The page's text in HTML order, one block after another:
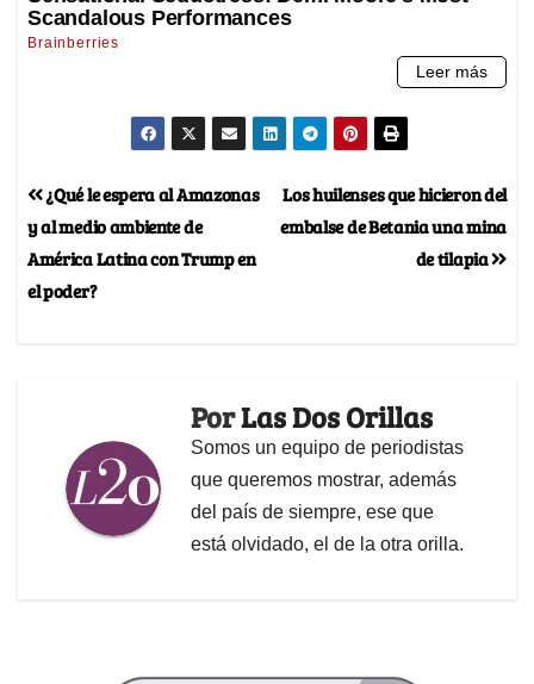
Los huilenses que hicieron del
embalse de Betania una mina
de tilapia
¿Qué le espera al Amazonas
y al medio ambiente de
América Latina con Trump en
el poder?
PorLas Dos Orillas
Somos un equipo de periodistas
que queremos mostrar, además
del país de siempre, ese que
está olvidado, el de la otra orilla.